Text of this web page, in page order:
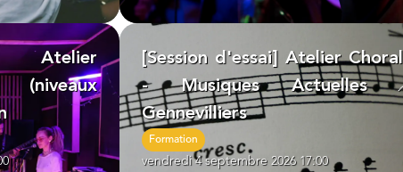
Atelier
[Session d'essai] Atelier
- Musiques
Gennevilliers
Formation
vendredi 4 septembre 2026 17:00